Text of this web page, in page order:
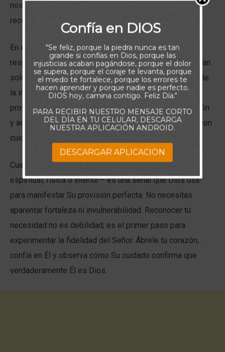
nos muestra que Su provisión fluye hacia aquellos que
reconocen su necesidad delante de Él.
En el ámbito espiritual sucede algo similar. El Señor
responde al clamor del corazón humilde. Quienes confían
solo en su autosuficiencia suelen negar su necesidad de
la intervención divina y, sin darse cuenta, se cierran a la
provisión de Dios. Pero cuando abrimos nuestro corazón
y admitimos nuestra dependencia, el Señor se acerca con
cuidado, poder y gracia.
Cualquiera que sea tu necesidad hoy —emocional,
espiritual, física o interior— es una señal que Dios usa
para manifestar Su provisión perfecta. No necesitas
aparentar fortaleza ni invulnerabilidad. Reconocer tu
necesidad no es debilidad; es el primer paso para
experimentar la fidelidad del Señor. Ábrele tu corazón,
confía en Él y observa cómo Su cuidado confirma que
verdaderamente Él es Dios.
Confía en DIOS
"Se feliz, porque la piedra nunca es tan
grande si confías en Dios, porque las
injusticias acaban pagándose, porque el dolor
se supera, porque el coraje te levanta, porque
el miedo te fortalece, porque los errores te
hacen aprender y porque nadie es perfecto.
DIOS hoy, camina contigo. Feliz Día."
PARA RECIBIR NUESTRO MENSAJE CORTO
DEL DÍA EN TU CELULAR, DESCARGA
NUESTRA APLICACIÓN ANDROID.
DESCARGAR APLICACION